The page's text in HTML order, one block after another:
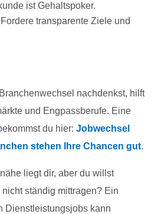
ist Gehaltspoker.
transparente Ziele und
nachdenkst, hilft
und Engpassberufe. Eine
du hier: Jobwechsel
stehen Ihre Chancen gut.
liegt dir, aber du willst
ständig mittragen? Ein
Dienstleistungsjobs kann